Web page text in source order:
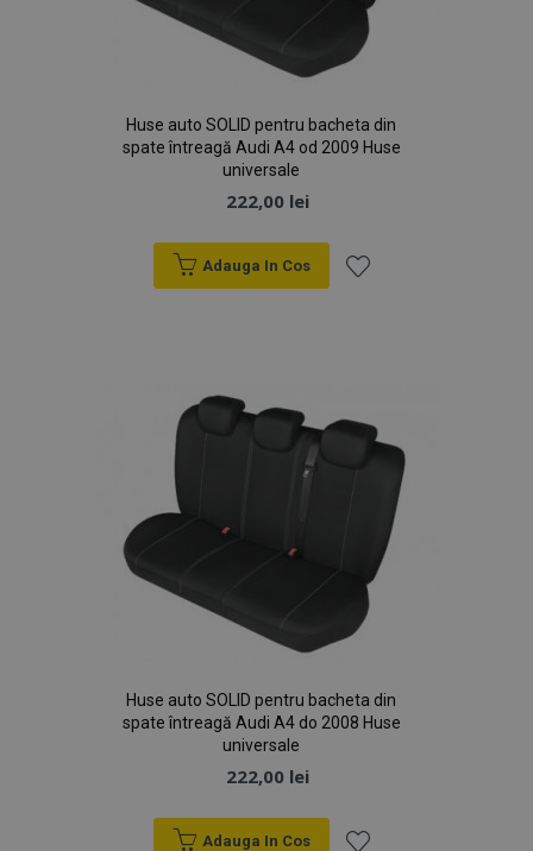
Huse auto SOLID pentru bacheta din
spate întreagă Audi A4 od 2009 Huse
universale
222,00 lei
Adauga In Cos
Huse auto SOLID pentru bacheta din
spate întreagă Audi A4 do 2008 Huse
universale
222,00 lei
Adauga In Cos